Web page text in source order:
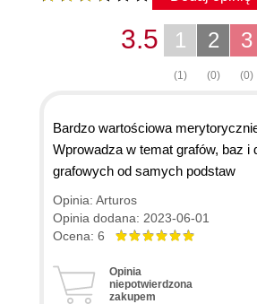
3
(0)
2
(0)
1
(1)
3.5
Bardzo wartościowa
Wprowadza w temat grafów, baz i
grafowych od samych podstaw
Opinia: Arturos
Opinia dodana: 2023-06-01
Ocena: 6
Opinia
niepotwierdzona
zakupem